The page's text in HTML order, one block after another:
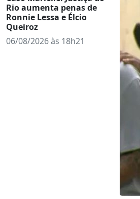
Rio aumenta penas de
Ronnie Lessa e Élcio
Queiroz
06/08/2026 às 18h21